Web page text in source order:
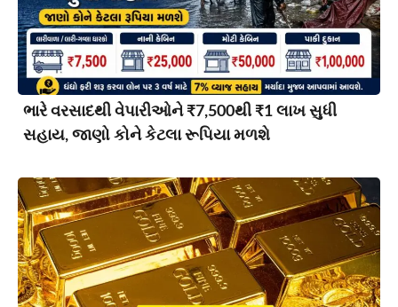
ભારે વરસાદથી વેપારીઓને ₹7,500થી ₹1 લાખ સુધી
સહાય, જાણો કોને કેટલા રૂપિયા મળશે